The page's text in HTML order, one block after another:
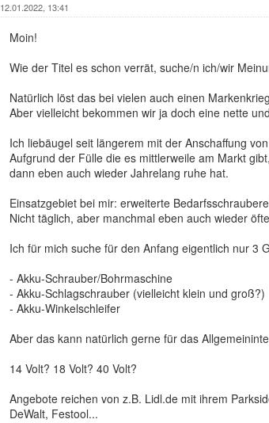
12.01.2022, 13:41
Moin!
Wie der Titel es schon verrät, suche/n ich/wir
Natürlich löst das bei vielen auch einen
Aber vielleicht bekommen wir ja doch eine nette
Ich liebäugel seit längerem mit der Anschaffung
Aufgrund der Fülle die es mittlerweile am Markt
dann eben auch wieder Jahrelang ruhe hat.
Einsatzgebiet bei mir: erweiterte
Nicht täglich, aber manchmal eben auch wieder
Ich für mich suche für den Anfang eigentlich nur 3
- Akku-Schrauber/Bohrmaschine
- Akku-Schlagschrauber (vielleicht klein und groß?)
- Akku-Winkelschleifer
Aber das kann natürlich gerne für das
14 Volt? 18 Volt? 40 Volt?
Angebote reichen von z.B. Lidl.de mit ihrem
DeWalt, Festool...